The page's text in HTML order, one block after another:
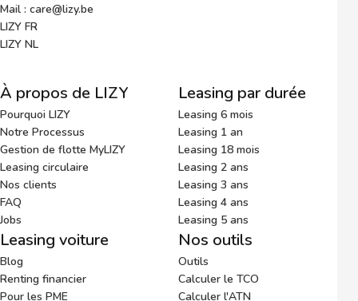
Mail : care@lizy.be
LIZY FR
LIZY NL
À propos de LIZY
Pourquoi LIZY
Notre Processus
Gestion de flotte MyLIZY
Leasing circulaire
Nos clients
FAQ
Jobs
Leasing par durée
Leasing 6 mois
Leasing 1 an
Leasing 18 mois
Leasing 2 ans
Leasing 3 ans
Leasing 4 ans
Leasing 5 ans
Leasing voiture
Blog
Renting financier
Pour les PME
Nos outils
Outils
Calculer le TCO
Calculer l'ATN